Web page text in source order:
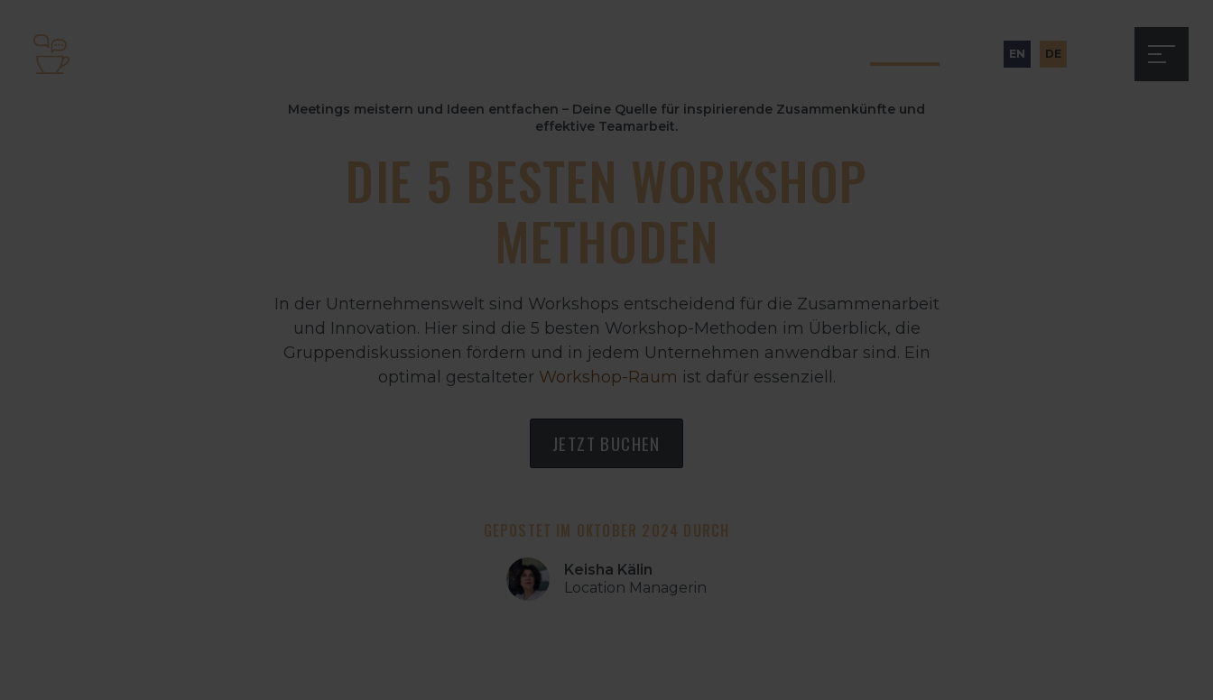
EN DE
Meetings meistern und Ideen entfachen – Deine Quelle für inspirierende Zusammenkünfte und
effektive Teamarbeit.
DIE 5 BESTEN WORKSHOP
METHODEN
In der Unternehmenswelt sind Workshops entscheidend für die Zusammenarbeit
und Innovation. Hier sind die 5 besten Workshop-Methoden im Überblick, die
Gruppendiskussionen fördern und in jedem Unternehmen anwendbar sind. Ein
optimal gestalteter Workshop-Raum ist dafür essenziell.
JETZT BUCHEN
GEPOSTET IM OKTOBER 2024 DURCH
Keisha Kälin
Location Managerin